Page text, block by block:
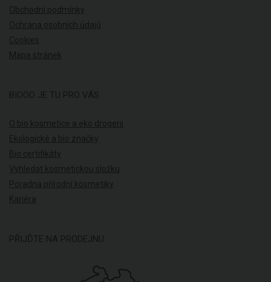
Obchodní podmínky
Ochrana osobních údajů
Cookies
Mapa stránek
BIOOO JE TU PRO VÁS
O bio kosmetice a eko drogerii
Ekologické a bio značky
Bio certifikáty
Vyhledat kosmetickou složku
Poradna přírodní kosmetiky
Kariéra
PŘIJĎTE NA PRODEJNU